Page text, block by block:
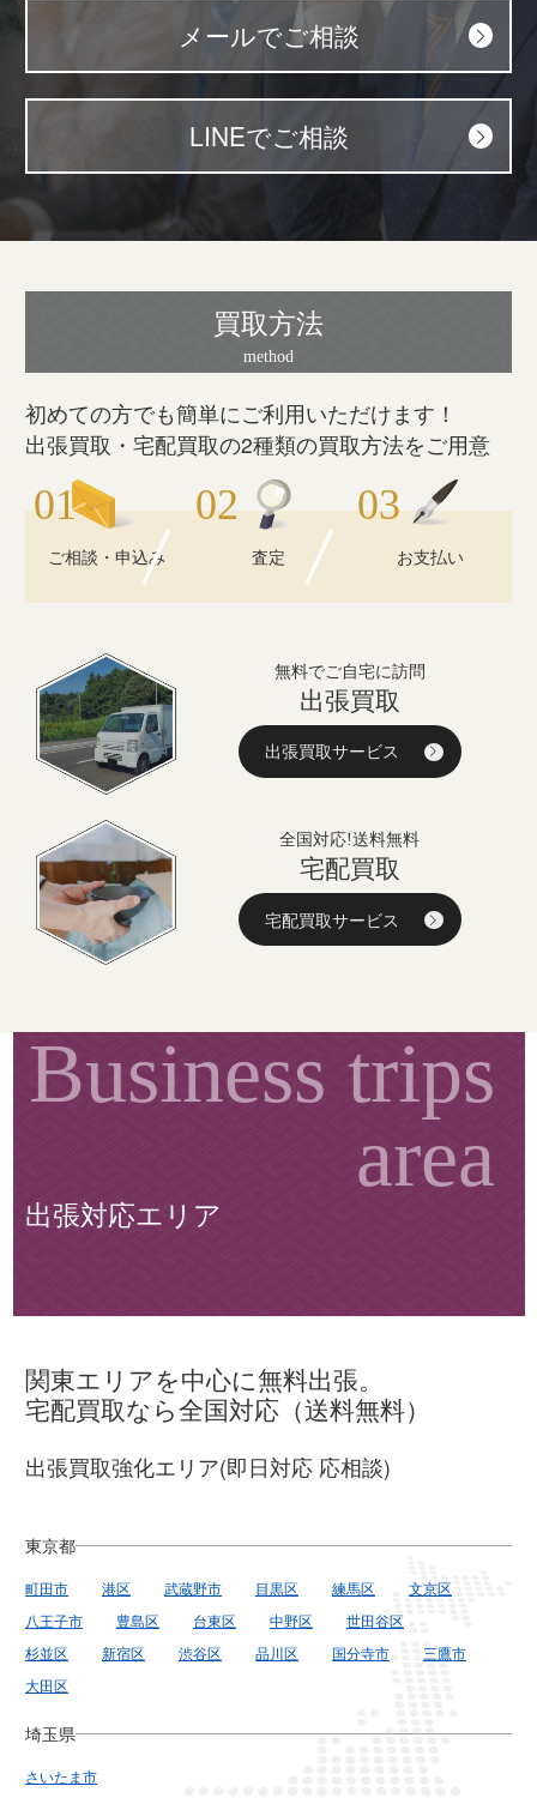
メールでご相談
LINEでご相談
買取方法
初めての方でも簡単にご利用いただけます！
出張買取・宅配買取の2種類の買取方法をご用意
ご相談・申込み 査定 お支払い
無料でご自宅に訪問
出張買取
出張買取サービス
全国対応!送料無料
宅配買取
宅配買取サービス
出張対応エリア
関東エリアを中心に無料出張。
宅配買取なら全国対応（送料無料）
出張買取強化エリア(即日対応 応相談)
東京都
町田市 港区 武蔵野市 目黒区 練馬区
文京区
八王子市
豊島区 台東区 中野区
世田谷区
杉並区
新宿区 渋谷区 品川区 国分寺市
三鷹市
大田区
埼玉県
さいたま市